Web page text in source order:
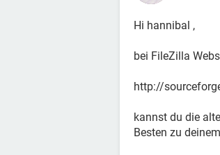
Hi hannibal ,
bei FileZilla
http://
kannst du die
Besten zu